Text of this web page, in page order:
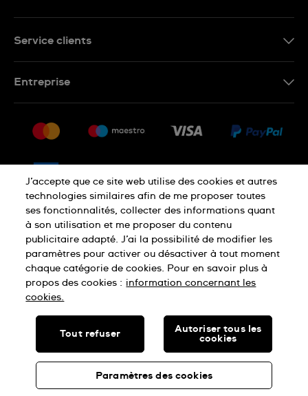
Service clients
Retour
CGV
Droit de rétractation
Entreprise
Nous rejoindre
Déclaration de confidentialité
Cookies Mentions légales
SWISS MADE
© SWATCH LTD, 2026 TOUS DROITS RÉSERVÉS : MONTRES
J’accepte que ce site web utilise des cookies et autres
technologies similaires afin de me proposer toutes
ses fonctionnalités, collecter des informations quant
à son utilisation et me proposer du contenu
publicitaire adapté. J’ai la possibilité de modifier les
paramètres pour activer ou désactiver à tout moment
chaque catégorie de cookies. Pour en savoir plus à
propos des cookies : information concernant les
cookies.
Paramètres des cookies
Tout refuser
Autoriser tous les
cookies